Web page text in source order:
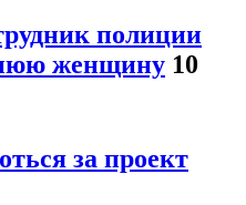
полиции
женщину 10
за проект